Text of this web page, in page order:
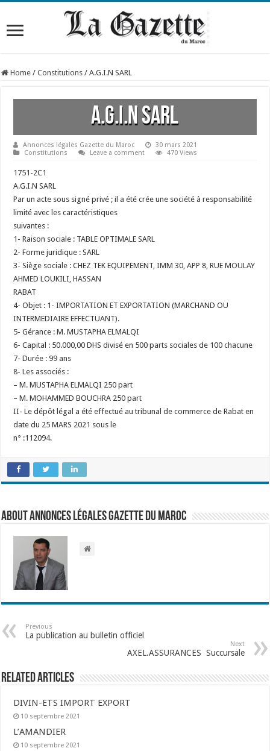
Home / Constitutions / A.G.I.N SARL
A.G.I.N SARL
Annonces légales Gazette du Maroc
30 mars 2021
Constitutions
Leave a comment 470 Views
1751-2C1
A.G.I.N SARL
Par un acte sous signé privé ; il a été crée une société à responsabilité
limité avec les caractéristiques
suivantes :
1- Raison sociale : TABLE OPTIMALE SARL
2- Forme juridique : SARL
3- Siège sociale : CHEZ TEK EQUIPEMENT, IMM 30, APP 8, RUE MOULAY
AHMED LOUKILI, HASSAN
RABAT
4- Objet : 1- IMPORTATION ET EXPORTATION (MARCHAND OU
INTERMEDIAIRE EFFECTUANT).
5- Gérance : M. MUSTAPHA ELMALQI
6- Capital : 50.000,00 DHS divisé en 500 parts sociales de 100 chacune
7- Durée : 99 ans
8- Les associés :
– M. MUSTAPHA ELMALQI 250 part
– M. MOHAMMED BOUCHRA 250 part
II- Le dépôt légal a été effectué au tribunal de commerce de Rabat en
date du 25 MARS 2021 sous le
n° :112094.
About Annonces légales Gazette du Maroc
Previous
La publication au bulletin officiel
Next
AXEL.ASSURANCES Succursale
Related Articles
DIVIN-ETS IMPORT EXPORT
10 septembre 2021
L’AMANDIER
10 septembre 2021